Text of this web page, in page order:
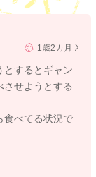
1歳2カ月
とするとギャン
せようとする
食べてる状況で